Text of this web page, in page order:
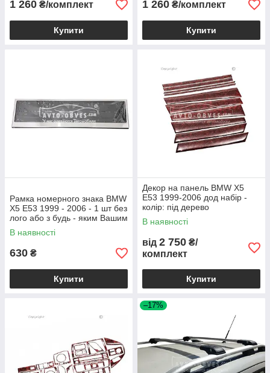
1 260 ₴/комплект
Купити
1 260 ₴/комплект
Купити
Рамка номерного знака BMW
X5 E53 1999 - 2006 - 1 шт без
лого або з будь - яким Вашим
лого
В наявності
630 ₴
Купити
Декор на панель BMW X5
E53 1999-2006 дод набір -
колір: під дерево
В наявності
від 2 750 ₴/
комплект
Купити
–17%